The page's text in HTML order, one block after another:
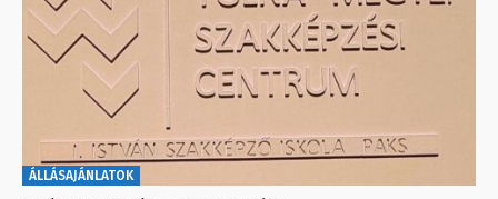
ÁLLÁSAJÁNLATOK